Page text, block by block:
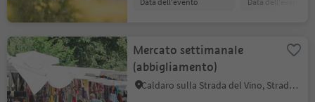
Mercato settimanale
(abbigliamento)
Caldaro sulla Strada del Vino, Strada del Vino